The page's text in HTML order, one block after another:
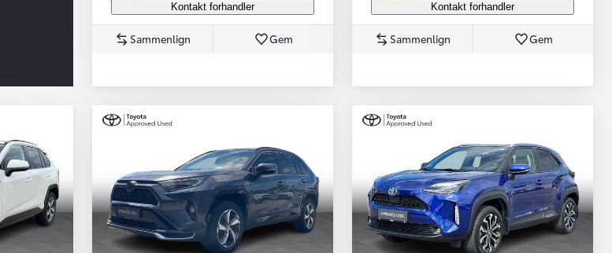
Kontakt forhandler
Sammenlign Gem
Kontakt forhandler
Sammenlign Gem